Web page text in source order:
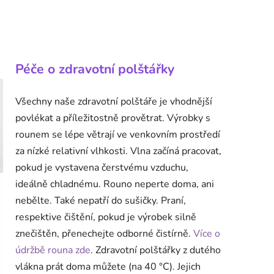
Péče o zdravotní polštářky
Všechny naše zdravotní polštáře je vhodnější
povlékat a příležitostně provětrat. Výrobky s
rounem se lépe větrají ve venkovním prostředí
za nízké relativní vlhkosti. Vlna začíná pracovat,
pokud je vystavena čerstvému vzduchu,
ideálně chladnému. Rouno neperte doma, ani
nebělte. Také nepatří do sušičky. Praní,
respektive čištění, pokud je výrobek silně
znečištěn, přenechejte odborné čistírně.Více o
údržbě rouna zde. Zdravotní polštářky z dutého
vlákna prát doma můžete (na 40 °C). Jejich